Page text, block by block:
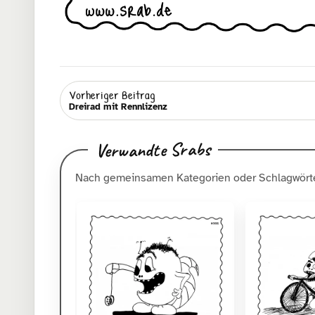
Vorheriger Beitrag
Dreirad mit Rennlizenz
Verwandte Srabs
Nach gemeinsamen Kategorien oder